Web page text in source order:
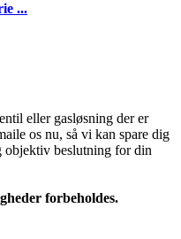
...
eller gasløsning der er
os nu, så vi kan spare dig
objektiv beslutning for din
forbeholdes.